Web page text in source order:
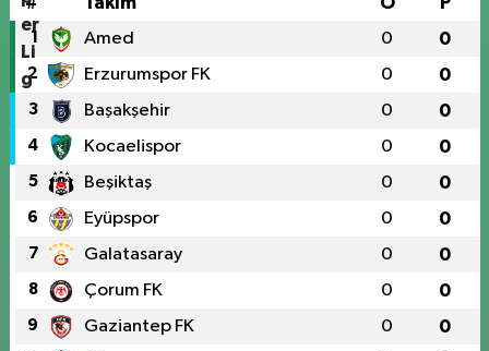
1 Amed 0 0
2 Erzurumspor FK 0 0
3 Başakşehir 0 0
4 Kocaelispor 0 0
5 Beşiktaş 0 0
6 Eyüpspor 0 0
7 Galatasaray 0 0
8 Çorum FK 0 0
9 Gaziantep FK 0 0